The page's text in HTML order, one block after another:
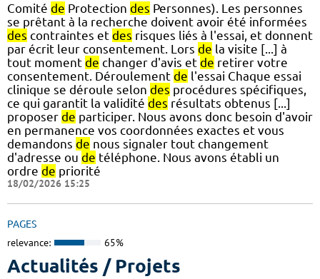
Comité de Protection des Personnes). Les personnes
se prêtant à la recherche doivent avoir été informées
des contraintes et des risques liés à l'essai, et donnent
par écrit leur consentement. Lors de la visite [...] à
tout moment de changer d'avis et de retirer votre
consentement. Déroulement de l'essai Chaque essai
clinique se déroule selon des procédures spécifiques,
ce qui garantit la validité des résultats obtenus [...]
proposer de participer. Nous avons donc besoin d'avoir
en permanence vos coordonnées exactes et vous
demandons de nous signaler tout changement
d'adresse ou de téléphone. Nous avons établi un
ordre de priorité
18/02/2026 15:25
PAGES
relevance: 65%
Actualités / Projets